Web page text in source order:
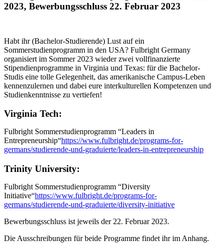
2023, Bewerbungsschluss 22. Februar 2023
Habt ihr (Bachelor-Studierende) Lust auf ein
Sommerstudienprogramm in den USA? Fulbright Germany
organisiert im Sommer 2023 wieder zwei vollfinanzierte
Stipendienprogramme in Virginia und Texas: für die Bachelor-
Studis eine tolle Gelegenheit, das amerikanische Campus-Leben
kennenzulernen und dabei eure interkulturellen Kompetenzen und
Studienkenntnisse zu vertiefen!
Virginia Tech:
Fulbright Sommerstudienprogramm “Leaders in
Entrepreneurship“https://www.fulbright.de/programs-for-
germans/studierende-und-graduierte/leaders-in-entrepreneurship
Trinity University:
Fulbright Sommerstudienprogramm “Diversity
Initiative“https://www.fulbright.de/programs-for-
germans/studierende-und-graduierte/diversity-initiative
Bewerbungsschluss ist jeweils der 22. Februar 2023.
Die Ausschreibungen für beide Programme findet ihr im Anhang.